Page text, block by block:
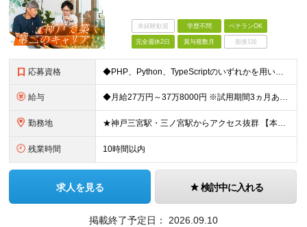
未経験歓迎 学歴不問 ベテランOK
完全週休2日 賞与複数月 面接1回
応募資格 ◆PHP、Python、TypeScriptのいずれかを用いた開発経験がある方 ※学歴不問 ≪こんな方を求めています≫ ◇自社システムの開発に上流から関わりたい方 ◇ユーザーと直接対話し、提案しなが
給与 ◆月給27万円～37万8000円 ※試用期間3ヵ月あり。期間中の給与・待遇の差異はありません ※残業代は全額支給いたします。
勤務地 ★神戸三宮駅・三ノ宮駅からアクセス抜群 【本社】 兵庫県神戸市中央区御幸通8-1-6 神戸国際会館14階 ※(変更の範囲)上記を除く当社関連勤務地
残業時間 10時間以内
求人を見る 検討中に入れる
掲載終了予定日： 2026.09.10